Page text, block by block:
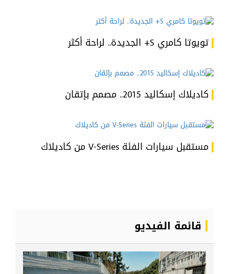
تويوتا كامري S+ الجديدة.. لراحة أكثر
كاديلاك إسكاليد 2015.. مصمم بإتقان
مستقبل سيارات الفئة V-Series من كاديلاك
قائمة الفيديو